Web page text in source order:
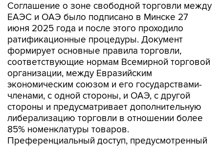
Соглашение о зоне свободной торговли между
ЕАЭС и ОАЭ было подписано в Минске 27
июня 2025 года и после этого проходило
ратификационные процедуры. Документ
формирует основные правила торговли,
соответствующие нормам Всемирной торговой
организации, между Евразийским
экономическим союзом и его государствами-
членами, с одной стороны, и ОАЭ, с другой
стороны и предусматривает дополнительную
либерализацию торговли в отношении более
85% номенклатуры товаров.
Преференциальный доступ, предусмотренный